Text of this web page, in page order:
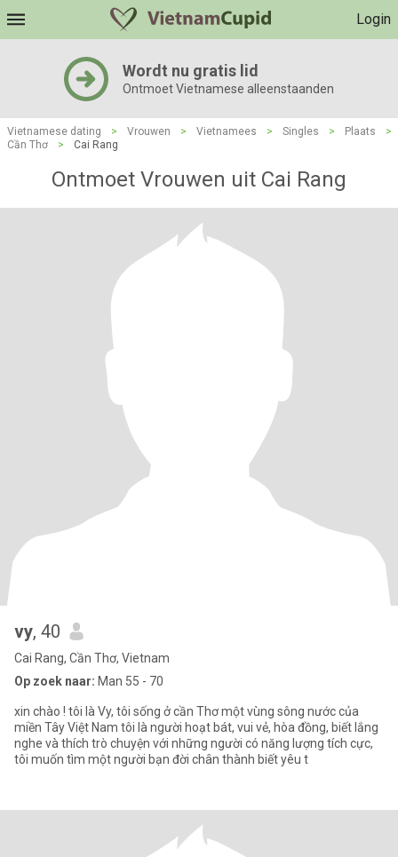
Login
Wordt nu gratis lid
Ontmoet Vietnamese alleenstaanden
Vietnamese dating > Vrouwen > Vietnamees > Singles > Plaats
>
Cần Thơ
> Cai Rang
Ontmoet Vrouwen uit Cai Rang
vy, 40
Cai Rang, Cần Thơ, Vietnam
Op zoek naar: Man 55 - 70
xin chào ! tôi là Vy, tôi sống ở cần Thơ một vùng sông nước của
miền Tây Việt Nam tôi là người hoạt bát, vui vẻ, hòa đồng, biết lắng
nghe và thích trò chuyện với những người có năng lượng tích cực,
tôi muốn tìm một người bạn đời chân thành biết yêu t